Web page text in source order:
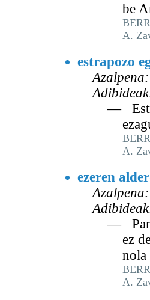
be
A.
estrapozo
Azalpena:
—
A.
ezeren
Azalpena:
—
ez
nola
A.